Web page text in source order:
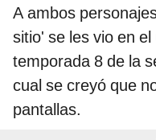
A ambos
sitio' se les vio en
temporada 8 de la
cual se creyó que
pantallas.